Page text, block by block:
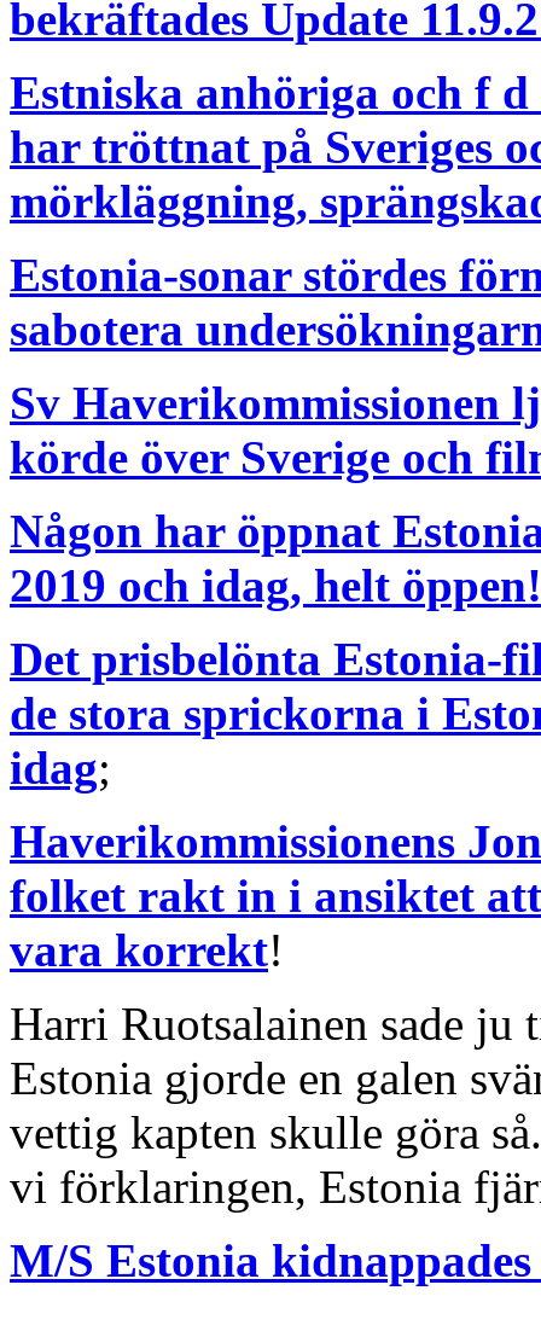
bekräftades Update
Estniska anhöriga och f
har tröttnat på Sveriges
mörkläggning,
Estonia-sonar stördes
sabotera
Sv Haverikommissionen
körde över Sverige och
Någon har öppnat
2019 och idag, helt
Det prisbelönta Estonia-
de stora sprickorna i
idag;
Haverikommissionens
folket rakt in i ansiktet
vara korrekt!
Harri Ruotsalainen sade ju
Estonia gjorde en galen
vettig kapten skulle göra
vi förklaringen, Estonia
M/S Estonia